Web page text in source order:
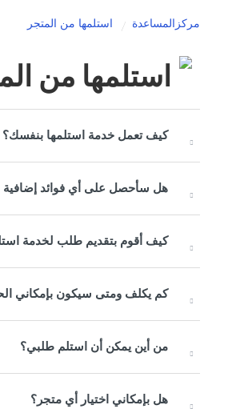
مركزالمساعدة استلمها من المتجر
استلمها من
كيف تعمل خدمة استلمها بنفسك؟
هل سأحصل على أي فوائد إضافية
كيف أقوم بتقديم طلب لخدمة
كم يكلف ومتى سيكون بإمكاني
من أين يمكن أن استلم طلبي؟
هل بإمكاني اختيار أي متجر؟